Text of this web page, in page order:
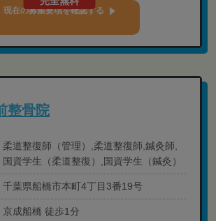
現在の募集要項を確認する
整骨院
柔道整復師（管理）,柔道整復師,鍼灸師,
国資学生（柔道整復）,国資学生（鍼灸）
千葉県船橋市本町4丁目3番19号
京成船橋 徒歩1分